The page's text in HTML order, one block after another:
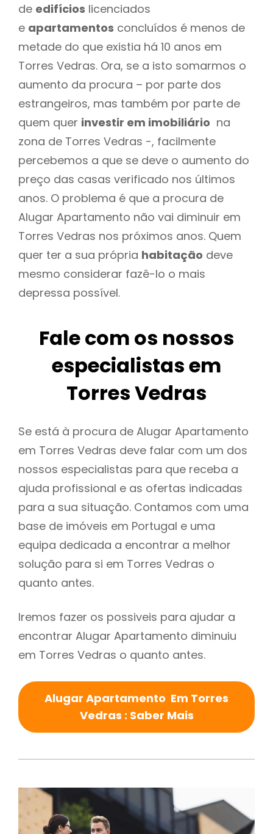
de edifícios licenciados
e apartamentos concluídos é menos de
metade do que existia há 10 anos em
Torres Vedras. Ora, se a isto somarmos o
aumento da procura – por parte dos
estrangeiros, mas também por parte de
quem quer investir em imobiliário na
zona de Torres Vedras -, facilmente
percebemos a que se deve o aumento do
preço das casas verificado nos últimos
anos. O problema é que a procura de
Alugar Apartamento não vai diminuir em
Torres Vedras nos próximos anos. Quem
quer ter a sua própria habitação deve
mesmo considerar fazê-lo o mais
depressa possível.
Fale com os nossos
especialistas em
Torres Vedras
Se está à procura de Alugar Apartamento
em Torres Vedras deve falar com um dos
nossos especialistas para que receba a
ajuda profissional e as ofertas indicadas
para a sua situação. Contamos com uma
base de imóveis em Portugal e uma
equipa dedicada a encontrar a melhor
solução para si em Torres Vedras o
quanto antes.
Iremos fazer os possiveis para ajudar a
encontrar Alugar Apartamento diminuiu
em Torres Vedras o quanto antes.
Alugar Apartamento Em Torres
Vedras : Saber Mais